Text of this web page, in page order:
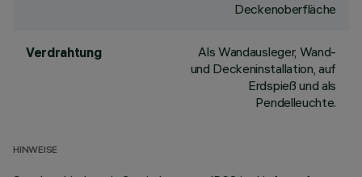
Deckenoberfläche
Verdrahtung
Als Wandausleger, Wand-
und Deckeninstallation, auf
Erdspieß und als
Pendelleuchte.
HINWEISE